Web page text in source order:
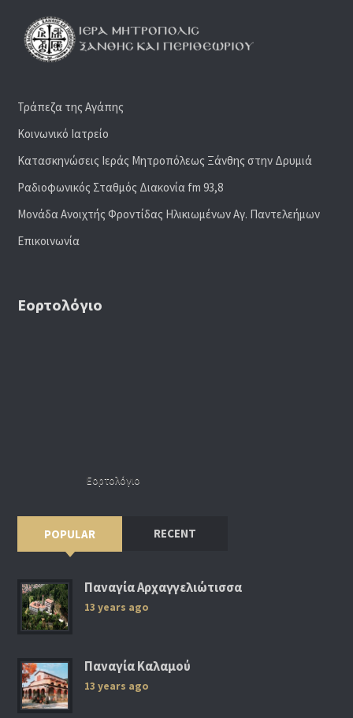
Τράπεζα της Αγάπης
Κοινωνικό Ιατρείο
Κατασκηνώσεις Ιεράς Μητροπόλεως Ξάνθης στην Δρυμιά
Ραδιoφωνικός Σταθμός Διακονία fm 93,8
Μονάδα Ανοιχτής Φροντίδας Ηλικιωμένων Αγ. Παντελεήμων
Επικοινωνία
Εορτολόγιο
Εορτολόγιο
POPULAR RECENT
Παναγία Αρχαγγελιώτισσα
13 years ago
Παναγία Καλαμού
13 years ago